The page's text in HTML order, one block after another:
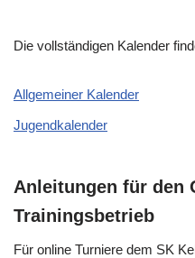
Die vollständigen Kalender
Allgemeiner Kalender
Jugendkalender
Anleitungen für den
Trainingsbetrieb
Für online Turniere dem SK